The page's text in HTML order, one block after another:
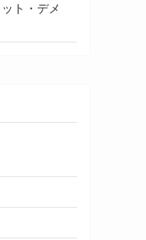
ト・デメ